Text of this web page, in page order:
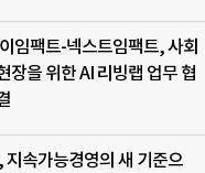
임팩트-넥스트임팩트, 사회
장을 위한 AI 리빙랩 업무 협
지속가능경영의 새 기준으